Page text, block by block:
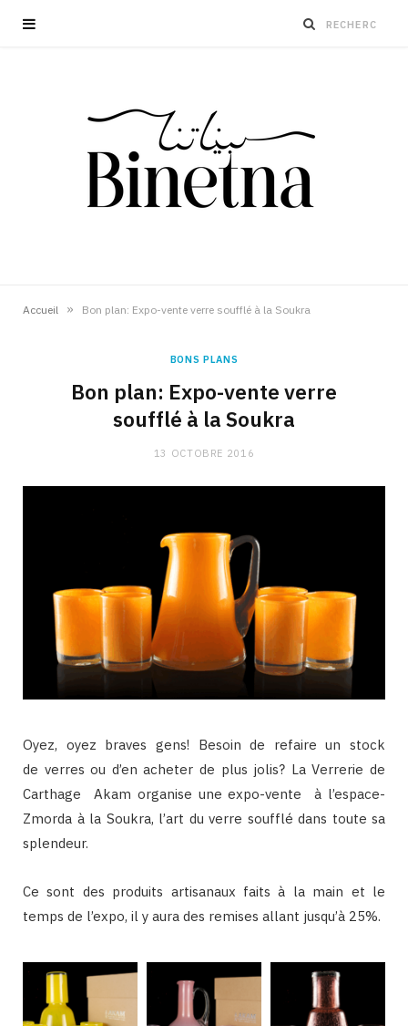
Accueil » Bon plan: Expo-vente verre soufflé à la Soukra
BONS PLANS
Bon plan: Expo-vente verre
soufflé à la Soukra
13 OCTOBRE 2016
Oyez, oyez braves gens! Besoin de refaire un stock
de verres ou d’en acheter de plus jolis? La Verrerie de
Carthage Akam organise une expo-vente à l’espace-
Zmorda à la Soukra, l’art du verre soufflé dans toute sa
splendeur.
Ce sont des produits artisanaux faits à la main et le
temps de l’expo, il y aura des remises allant jusqu’à 25%.